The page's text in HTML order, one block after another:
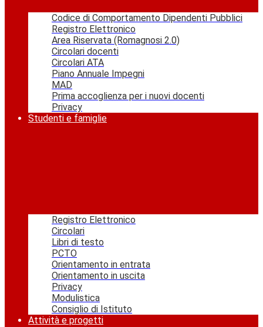
Codice di Comportamento Dipendenti Pubblici
Registro Elettronico
Area Riservata (Romagnosi 2.0)
Circolari docenti
Circolari ATA
Piano Annuale Impegni
MAD
Prima accoglienza per i nuovi docenti
Privacy
Studenti e famiglie
Registro Elettronico
Circolari
Libri di testo
PCTO
Orientamento in entrata
Orientamento in uscita
Privacy
Modulistica
Consiglio di Istituto
Attività e progetti